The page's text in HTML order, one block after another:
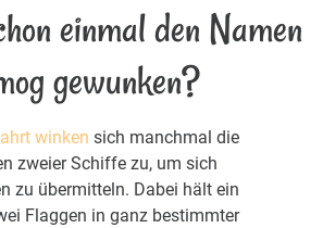
einmal den Namen
gewunken?
winken sich manchmal die
zweier Schiffe zu, um sich
zu übermitteln. Dabei hält ein
Flaggen in ganz bestimmter